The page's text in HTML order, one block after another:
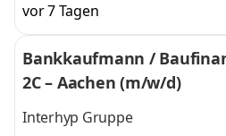
vor 7 Tagen
Bankkaufmann /
2C – Aachen (m/w/d)
Interhyp Gruppe